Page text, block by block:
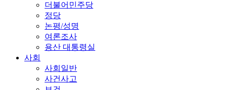
더불어민주당
정당
논평/성명
여론조사
용산 대통령실
사회
사회일반
사건사고